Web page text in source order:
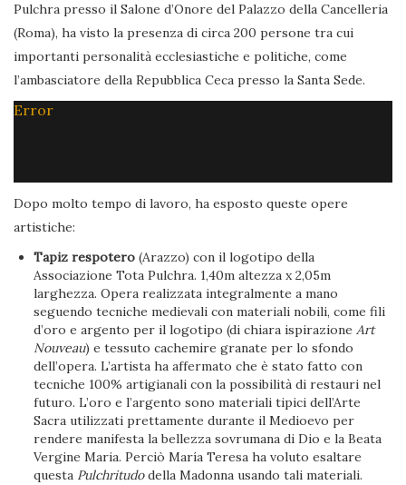
Pulchra presso il Salone d’Onore del Palazzo della Cancelleria
(Roma), ha visto la presenza di circa 200 persone tra cui
importanti personalità ecclesiastiche e politiche, come
l’ambasciatore della Repubblica Ceca presso la Santa Sede.
Error
Dopo molto tempo di lavoro, ha esposto queste opere
artistiche:
Tapiz respotero (Arazzo) con il logotipo della
Associazione Tota Pulchra. 1,40m altezza x 2,05m
larghezza. Opera realizzata integralmente a mano
seguendo tecniche medievali con materiali nobili, come fili
d’oro e argento per il logotipo (di chiara ispirazioneArt
Nouveau) e tessuto cachemire granate per lo sfondo
dell’opera. L’artista ha affermato che è stato fatto con
tecniche 100% artigianali con la possibilità di restauri nel
futuro. L’oro e l’argento sono materiali tipici dell’Arte
Sacra utilizzati prettamente durante il Medioevo per
rendere manifesta la bellezza sovrumana di Dio e la Beata
Vergine Maria. Perciò María Teresa ha voluto esaltare
questa Pulchritudodella Madonna usando tali materiali.